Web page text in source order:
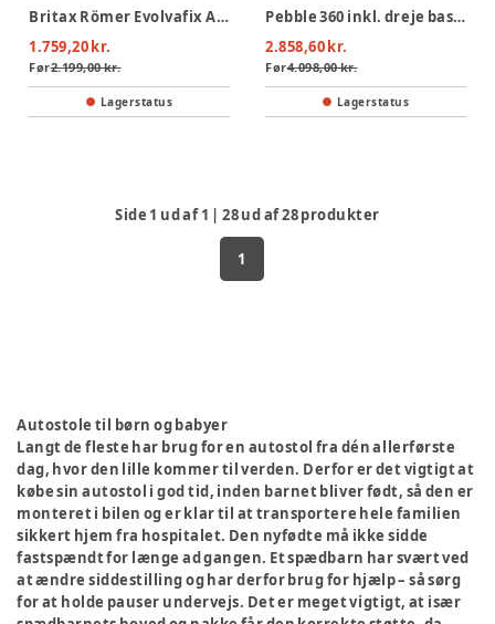
Britax Römer Evolvafix Autostol - Dusty Rose
1.759,20 kr.
Før2.199,00 kr.
Lagerstatus
Pebble 360 inkl. dreje base - Essential Black
2.858,60 kr.
Før4.098,00 kr.
Lagerstatus
Side 1 ud af1 |28ud af28produkter
1
Autostole til børn og babyer
Langt de fleste har brug for en autostol fra dén allerførste
dag, hvor den lille kommer til verden. Derfor er det vigtigt at
købe sin autostol i god tid, inden barnet bliver født, så den er
monteret i bilen og er klar til at transportere hele familien
sikkert hjem fra hospitalet. Den nyfødte må ikke sidde
fastspændt for længe ad gangen. Et spædbarn har svært ved
at ændre siddestilling og har derfor brug for hjælp – så sørg
for at holde pauser undervejs. Det er meget vigtigt, at især